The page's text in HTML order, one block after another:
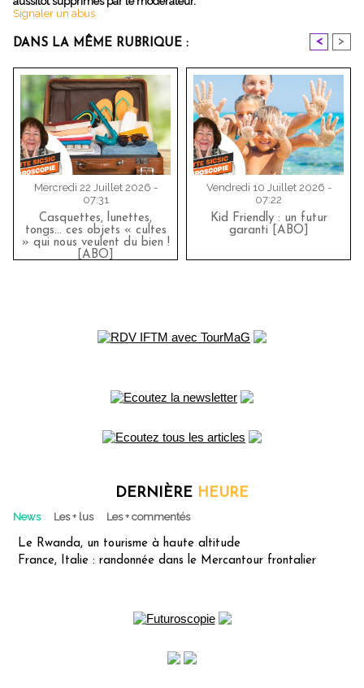
Signaler un abus
DANS LA MÊME RUBRIQUE : < >
Mercredi 22 Juillet 2026 -
07:31
Casquettes, lunettes,
tongs... ces objets « cultes
» qui nous veulent du bien !
[ABO]
Vendredi 10 Juillet 2026 -
07:22
Kid Friendly : un futur
garanti [ABO]
DERNIÈRE HEURE
News Les + lus Les + commentés
Le Rwanda, un tourisme à haute altitude
France, Italie : randonnée dans le Mercantour frontalier